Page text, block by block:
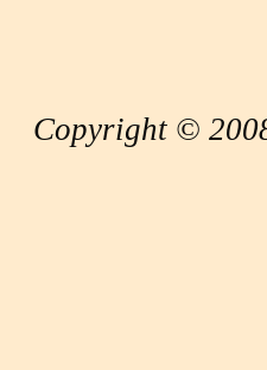
Copyright ©